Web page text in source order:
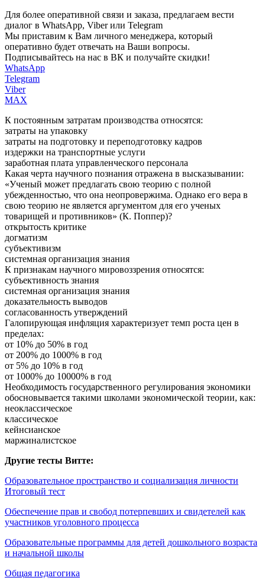
Для более оперативной связи и заказа, предлагаем вести
диалог в WhatsApp, Viber или Telegram
Мы приставим к Вам личного менеджера, который
оперативно будет отвечать на Ваши вопросы.
Подписывайтесь на нас в ВК и получайте скидки!
WhatsApp
Telegram
Viber
MAX
К постоянным затратам производства относятся:
затраты на упаковку
затраты на подготовку и переподготовку кадров
издержки на транспортные услуги
заработная плата управленческого персонала
Какая черта научного познания отражена в высказывании:
«Ученый может предлагать свою теорию с полной
убежденностью, что она неопровержима. Однако его вера в
свою теорию не является аргументом для его ученых
товарищей и противников» (К. Поппер)?
открытость критике
догматизм
субъективизм
системная организация знания
К признакам научного мировоззрения относятся:
субъективность знания
системная организация знания
доказательность выводов
согласованность утверждений
Галопирующая инфляция характеризует темп роста цен в
пределах:
от 10% до 50% в год
от 200% до 1000% в год
от 5% до 10% в год
от 1000% до 10000% в год
Необходимость государственного регулирования экономики
обосновывается такими школами экономической теории, как:
неоклассическое
классическое
кейнсианское
маржиналистское
Другие тесты Витте:
Образовательное пространство и социализация личности
Итоговый тест
Обеспечение прав и свобод потерпевших и свидетелей как
участников уголовного процесса
Образовательные программы для детей дошкольного возраста
и начальной школы
Общая педагогика